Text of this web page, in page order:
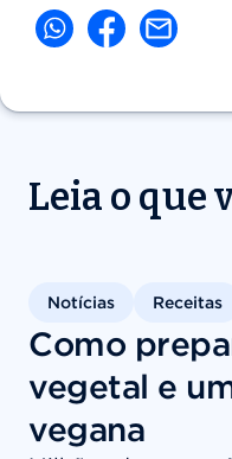
Leia o que
Notícias Receitas
Como
vegetal e
vegana